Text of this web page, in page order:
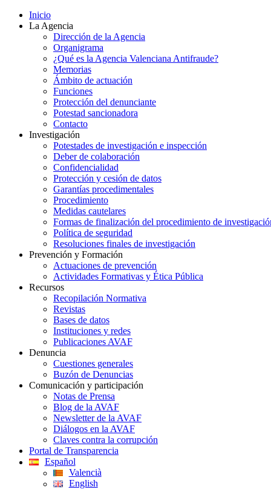
Inicio
La Agencia
Dirección de la Agencia
Organigrama
¿Qué es la Agencia Valenciana Antifraude?
Memorias
Ámbito de actuación
Funciones
Protección del denunciante
Potestad sancionadora
Contacto
Investigación
Potestades de investigación e inspección
Deber de colaboración
Confidencialidad
Protección y cesión de datos
Garantías procedimentales
Procedimiento
Medidas cautelares
Formas de finalización del procedimiento de
Política de seguridad
Resoluciones finales de investigación
Prevención y Formación
Actuaciones de prevención
Actividades Formativas y Ética Pública
Recursos
Recopilación Normativa
Revistas
Bases de datos
Instituciones y redes
Publicaciones AVAF
Denuncia
Cuestiones generales
Buzón de Denuncias
Comunicación y participación
Notas de Prensa
Blog de la AVAF
Newsletter de la AVAF
Diálogos en la AVAF
Claves contra la corrupción
Portal de Transparencia
Español
Valencià
English